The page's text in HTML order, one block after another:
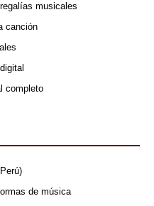
musicales
canción
completo
de música